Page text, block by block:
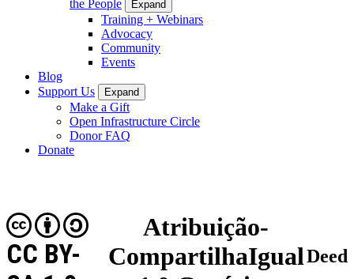
the People
Expand
Training + Webinars
Advocacy
Community
Events
Blog
Support Us
Expand
Make a Gift
Open Infrastructure Circle
Donor FAQ
Donate
Atribuição-
CompartilhaIgual
CC BY-
Deed